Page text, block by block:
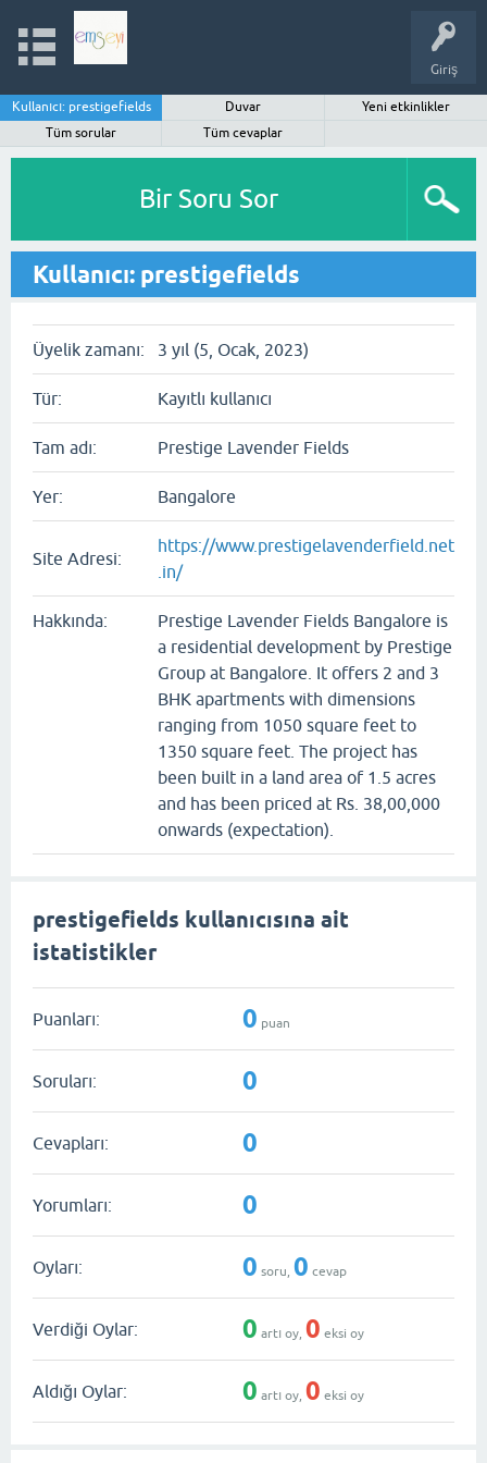
Giriş
Kullanıcı: prestigefields Duvar
Yeni etkinlikler
Tüm sorular
Tüm cevaplar
Bir Soru Sor
Kullanıcı: prestigefields
Üyelik zamanı: 3 yıl (5, Ocak, 2023)
Tür: Kayıtlı kullanıcı
Tam adı: Prestige Lavender Fields
Yer: Bangalore
Site Adresi:
https://www.prestigelavenderfield.net
.in/
Hakkında:
Prestige Lavender Fields Bangalore is
a residential development by Prestige
Group at Bangalore. It offers 2 and 3
BHK apartments with dimensions
ranging from 1050 square feet to
1350 square feet. The project has
been built in a land area of 1.5 acres
and has been priced at Rs. 38,00,000
onwards (expectation).
prestigefields kullanıcısına ait
istatistikler
Puanları: 0 puan
Soruları: 0
Cevapları: 0
Yorumları: 0
Oyları: 0 soru, 0 cevap
Verdiği Oylar: 0 artı oy, 0 eksi oy
Aldığı Oylar: 0 artı oy, 0 eksi oy